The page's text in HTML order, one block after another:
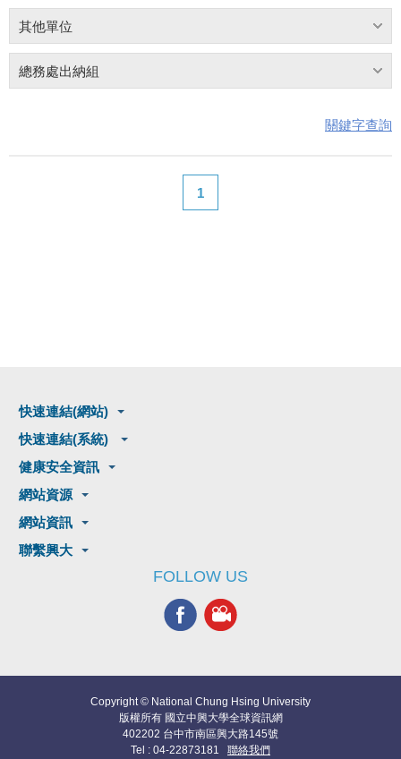
其他單位
總務處出納組
關鍵字查詢
1
快速連結(網站)
快速連結(系統)
健康安全資訊
網站資源
網站資訊
聯繫興大
FOLLOW US
Copyright © National Chung Hsing University
版權所有 國立中興大學全球資訊網
402202 台中市南區興大路145號
Tel : 04-22873181 聯絡我們